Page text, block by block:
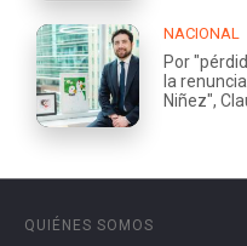
NACIONAL
Por
la
Niñez",
QUIÉNES SOMOS